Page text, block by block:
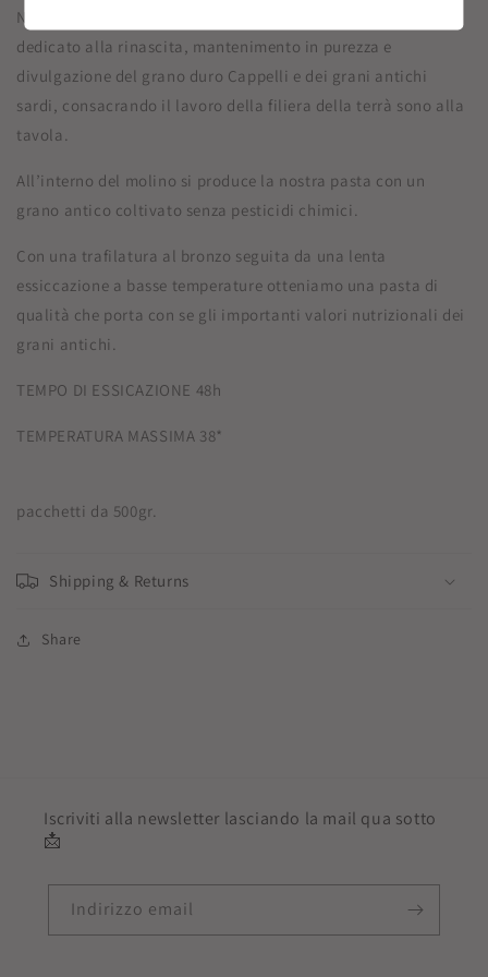
Nasce dal lavoro della Selet dopo oltre un trentennio
dedicato alla rinascita, mantenimento in purezza e
divulgazione del grano duro Cappelli e dei grani antichi
sardi, consacrando il lavoro della filiera della terrà sono alla
tavola.
All’interno del molino si produce la nostra pasta con un
grano antico coltivato senza pesticidi chimici.
Con una trafilatura al bronzo seguita da una lenta
essiccazione a basse temperature otteniamo una pasta di
qualità che porta con se gli importanti valori nutrizionali dei
grani antichi.
TEMPO DI ESSICAZIONE 48h
TEMPERATURA MASSIMA 38*
pacchetti da 500gr.
Shipping & Returns
Share
Iscriviti alla newsletter lasciando la mail qua sotto
📩
Indirizzo email